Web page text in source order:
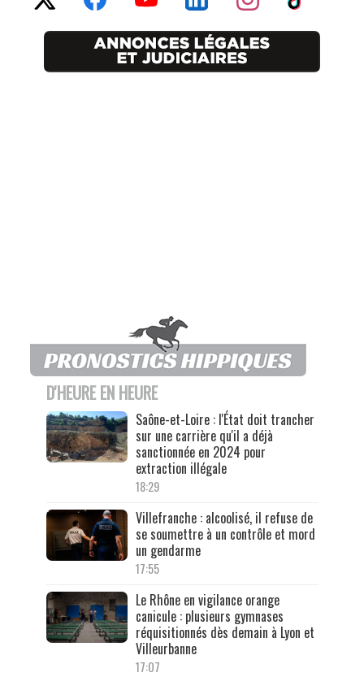
D'HEURE EN HEURE
Saône-et-Loire : l'État doit trancher
sur une carrière qu'il a déjà
sanctionnée en 2024 pour
extraction illégale
18:29
Villefranche : alcoolisé, il refuse de
se soumettre à un contrôle et mord
un gendarme
17:55
Le Rhône en vigilance orange
canicule : plusieurs gymnases
réquisitionnés dès demain à Lyon et
Villeurbanne
17:07